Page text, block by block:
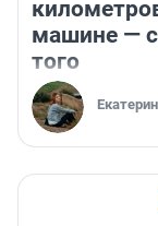
машине —
того